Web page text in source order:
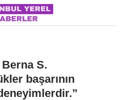
S.
başarının